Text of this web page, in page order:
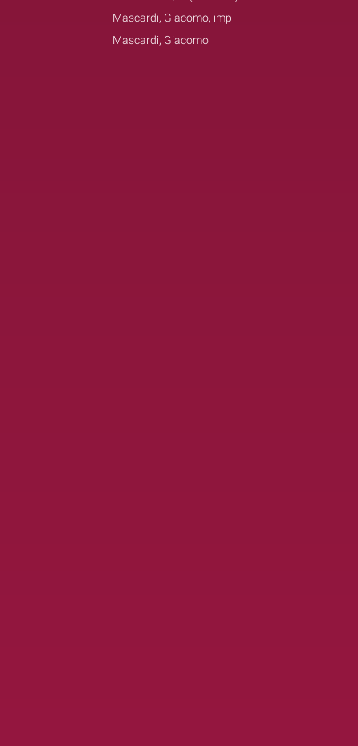
Mascardi, Giacomo, imp
Mascardi, Giacomo